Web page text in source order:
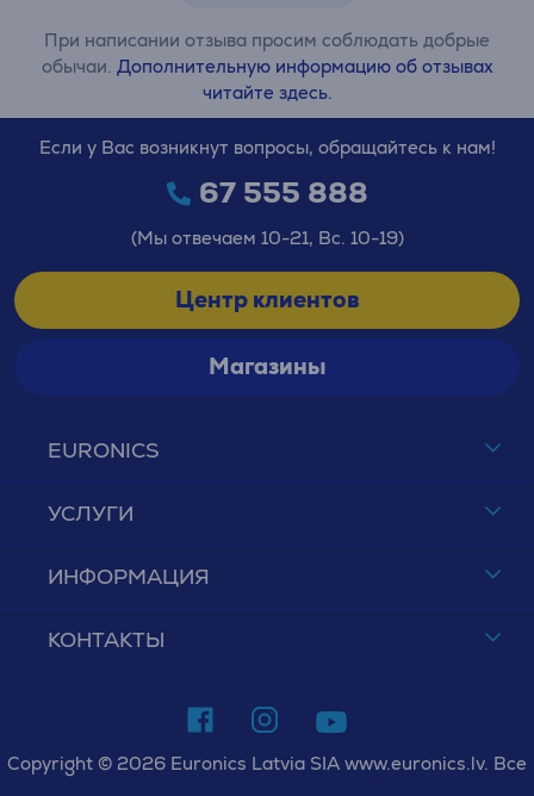
При написании отзыва просим соблюдать добрые
обычаи. Дополнительную информацию об отзывах
читайте здесь.
EURONICS
УСЛУГИ
ИНФОРМАЦИЯ
КОНТАКТЫ
Если у Вас возникнут вопросы, обращайтесь к нам!
67 555 888
(Мы отвечаем 10-21, Вс. 10-19)
Центр клиентов
Магазины
Copyright © 2026 Euronics Latvia SIA www.euronics.lv. Все